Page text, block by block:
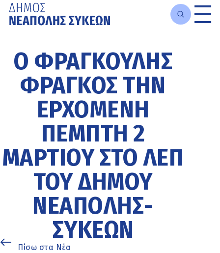
κυρίως
περιεχόμενο
Ο ΦΡΑΓΚΟΎΛΗΣ
ΦΡΆΓΚΟΣ ΤΗΝ
ΕΡΧΌΜΕΝΗ
ΠΈΜΠΤΗ 2
ΜΑΡΤΊΟΥ ΣΤΟ ΛΕΠ
ΤΟΥ ΔΉΜΟΥ
ΝΕΆΠΟΛΗΣ-
ΣΥΚΕΏΝ
Πίσω στα Νέα